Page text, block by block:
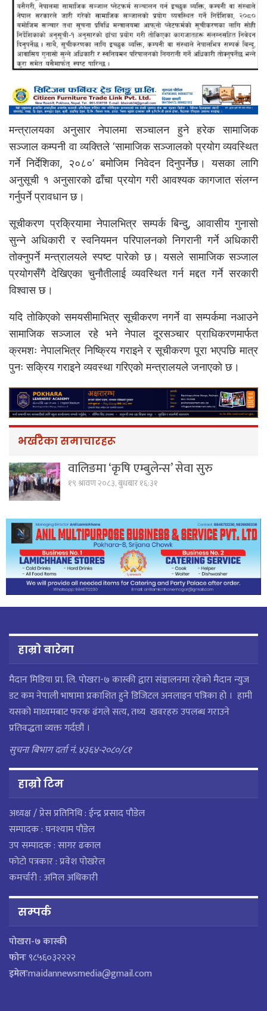
मन्त्रालयका अनुसार नेपालमा सञ्चालन हुने हरेक सामाजिक
सञ्जाल कम्पनी वा व्यक्तिले ‘सामाजिक सञ्जालको प्रयोग व्यवस्थित
गर्ने निर्देशिका, २०८०’ बमोजिम निवेदन दिनुपर्नेछ। यसका लागि
अनुसूची १ अनुसारको ढाँचा प्रयोग गरी आवश्यक कागजात संलग्न
गर्नुपर्ने प्रावधान छ।
सूचीकरण प्रक्रियामा नेपालभित्र सम्पर्क बिन्दु, आवासीय गुनासो
सुन्ने अधिकारी र स्वनियमन परिपालनको निगरानी गर्ने अधिकारी
तोक्नुपर्ने मन्त्रालयले स्पष्ट पारेको छ। यसले सामाजिक सञ्जाल
प्रयोगसँगै देखिएका चुनौतीलाई व्यवस्थित गर्न मद्दत गर्ने सरकारी
विश्वास छ।
यदि तोकिएको समयसीमाभित्र सूचीकरण नगर्ने वा सम्पर्कमा नआउने
सामाजिक सञ्जाल रहे भने नेपाल दूरसञ्चार प्राधिकरणमार्फत
क्रमशः नेपालभित्र निष्क्रिय गराइने र सूचीकरण पूरा भएपछि मात्र
पुनः सक्रिय गराइने व्यवस्था गरिएको मन्त्रालयले जनाएको छ।
भर्खरैका समाचारहरू
वालिङमा ‘कृषि एम्बुलेन्स’ सेवा सुरु
१९ श्रावण २०८३, बुधबार १६:३१
हाम्रो बारेमा
मैदान मिडिया प्रा. लि. पाेखरा-७ कास्की द्वारा संञ्चालनमा रहेको मैदान न्युज
डट कम नेपाली भाषामा प्रकाशित हुने डिजिटल अनलाइन पत्रिका हो । हामी
यसको माध्यमबाट फरक ढंगले सत्य, तथ्य खवरहरु उपलब्ध गराउने
प्रतिवद्धता व्यक्त गर्दछौं ।
सुचना बिभाग दर्ता नं. ४३६४-२०८०/८१
हाम्राे टिम
अध्यक्ष / प्रेस प्रतिनिधि : ईन्द्र प्रसाद पौडेल
सम्पादक : घनश्याम पौडेल
उप सम्पादक : सागर ढकाल
फोटो पत्रकार : प्रवेश पोखरेल
कमर्चारी : अनिल अधिकारी
सम्पर्क
पाेखरा-७ कास्की
फोनः९८५६०३२२२२
इमेलःmaidannewsmedia@gmail.com